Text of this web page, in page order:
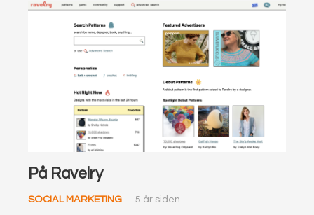
På Ravelry
SOCIAL MARKETING 5 år siden